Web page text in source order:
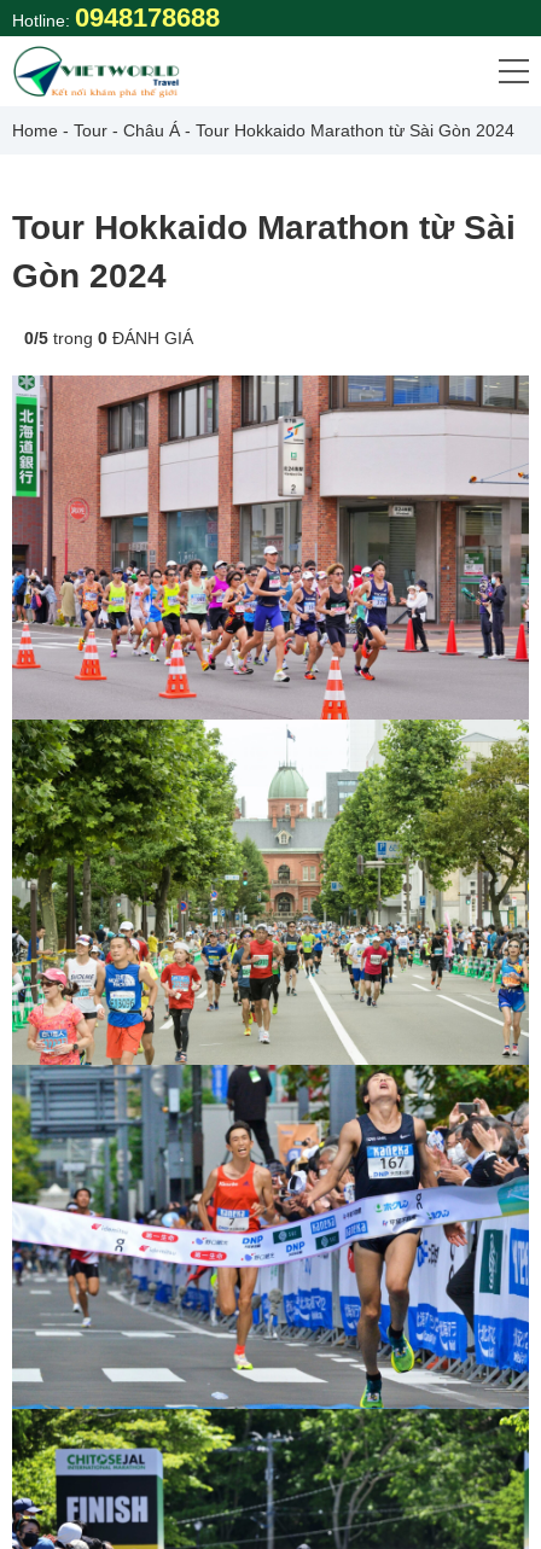
Skip
to
content
Hotline: 0948178688
Home - Tour - Châu Á - Tour Hokkaido Marathon từ Sài Gòn 2024
Tour Hokkaido Marathon từ Sài
Gòn 2024
0/5 trong 0 ĐÁNH GIÁ